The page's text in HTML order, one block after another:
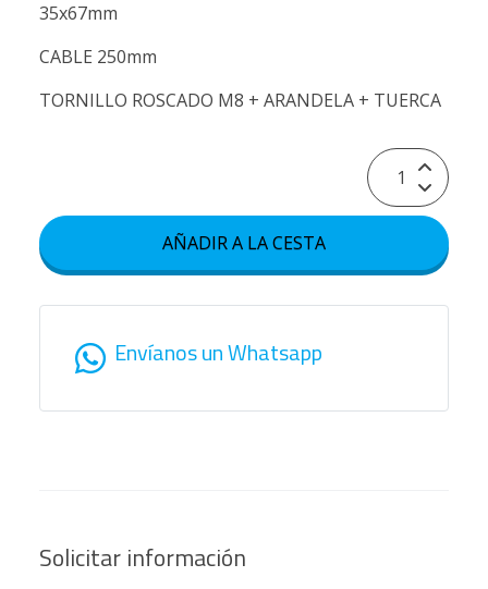
35x67mm
CABLE 250mm
TORNILLO ROSCADO M8 + ARANDELA + TUERCA
AÑADIR A LA CESTA
Envíanos un Whatsapp
Solicitar información